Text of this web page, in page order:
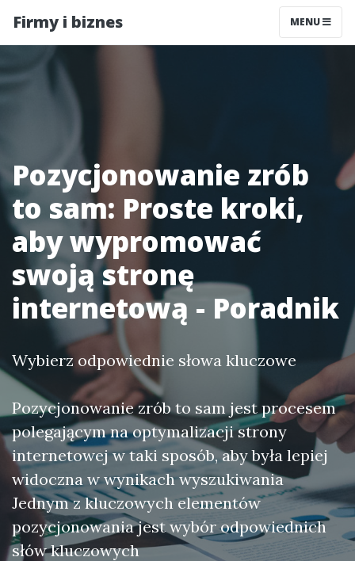
Firmy i biznes MENU
Pozycjonowanie zrób
to sam: Proste kroki,
aby wypromować
swoją stronę
internetową - Poradnik
Wybierz odpowiednie słowa kluczowe
Pozycjonowanie zrób to sam jest procesem
polegającym na optymalizacji strony
internetowej w taki sposób, aby była lepiej
widoczna w wynikach wyszukiwania
Jednym z kluczowych elementów
pozycjonowania jest wybór odpowiednich
słów kluczowych